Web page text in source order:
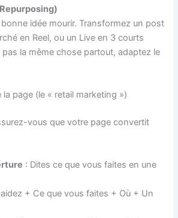
idée mourir. Transformez un post
en Reel, ou un Live en 3 courts
la même chose partout, adaptez le
la page (le « retail marketing »)
vous que votre page convertit
: Dites ce que vous faites en une
+ Ce que vous faites + Où + Un